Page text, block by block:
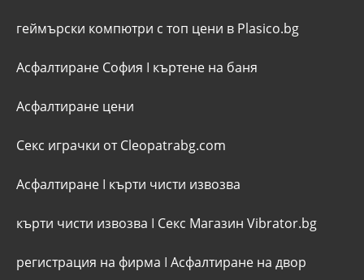
геймърски компютри с топ цени в Plasico.bg
Асфалтиране София I къртене на баня
Асфалтиране цени
Секс играчки от Cleopatrabg.com
Асфалтиране I кърти чисти извозва
кърти чисти извозва I Секс Магазин Vibrator.bg
регистрация на фирма I Асфалтиране на двор